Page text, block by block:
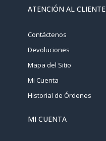
ATENCIÓN AL CLIENTE
Contáctenos
Devoluciones
Mapa del Sitio
Mi Cuenta
Historial de Órdenes
MI CUENTA